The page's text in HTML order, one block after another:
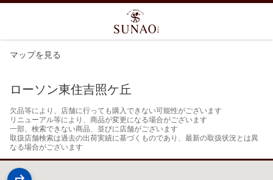
マップを見る
ローソン東住吉照ケ丘
欠品等により、店舗に行っても購入できない可能性がございます
リニューアル等により、商品が変更になる場合がございます
一部、検索できない商品、並びに店舗がございます
取扱店舗検索は過去の出荷実績に基づくものであり、最新の取扱状況とは異
なる場合がございます